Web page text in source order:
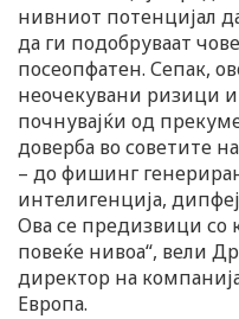
нивниот потенцијал
да ги подобруваат
посеопфатен. Сепак,
неочекувани ризици
почнувајќи од
доверба во советите
– до фишинг
интелигенција,
Ова се предизвици со
повеќе нивоа“, вели
директор на
Европа.